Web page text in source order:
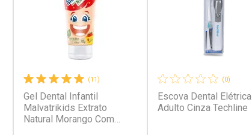
(11)
Gel Dental Infantil
Malvatrikids Extrato
Natural Morango Com
(0)
Escova Dental Elétrica
Adulto Cinza Techline